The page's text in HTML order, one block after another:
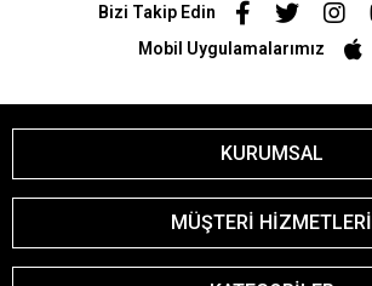
Bizi Takip Edin
Mobil Uygulamalarımız
KURUMSAL
MÜŞTERİ HİZMETLERİ